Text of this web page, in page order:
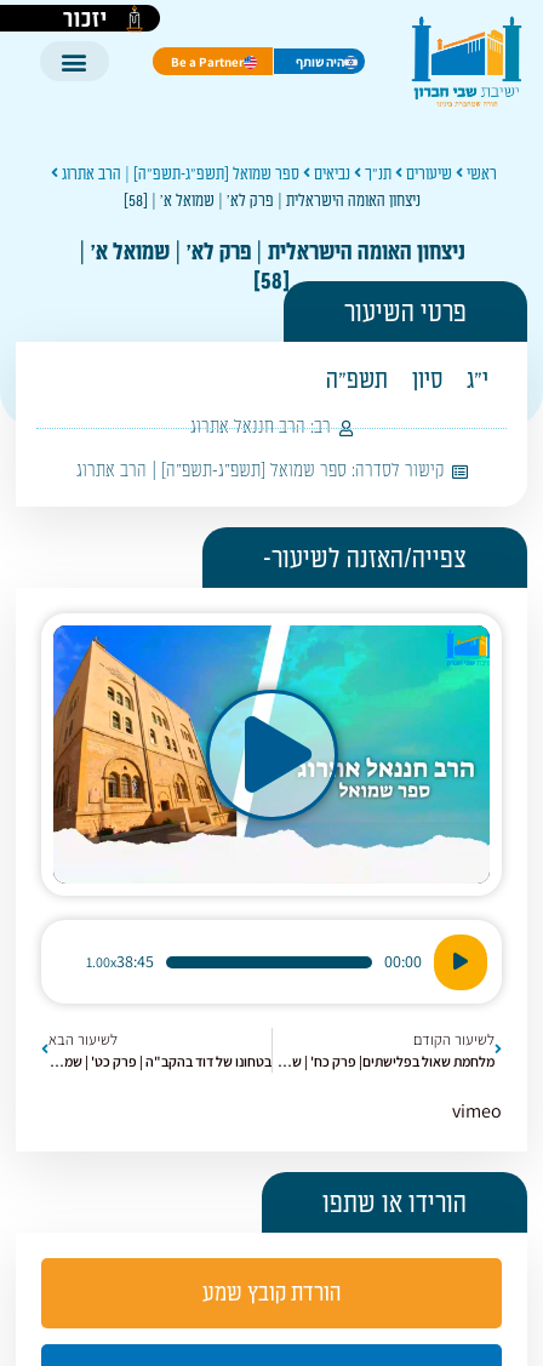
יזכור
היה שותף Be a Partner
ראשי שיעורים תנ"ך נביאים
ספר שמואל [תשפ"ג-תשפ"ה] | הרב אתרוג
ניצחון האומה הישראלית | פרק לא' | שמואל א' | [58]
ניצחון האומה הישראלית | פרק לא' | שמואל א' |
[58]
פרטי השיעור
י"ג סיון תשפ"ה
רב: הרב חננאל אתרוג
קישור לסדרה: ספר שמואל [תשפ"ג-תשפ"ה] | הרב אתרוג
צפייה/האזנה לשיעור-
נגן
אודיו
00:00
38:45
1.00x
לשיעור הקודם
מלחמת שאול בפלישתים| פרק כח' | שמואל א' | [57]
לשיעור הבא
בטחונו של דוד בהקב"ה | פרק כט' | שמואל א' |[59]
vimeo
הורידו או שתפו
הורדת קובץ שמע